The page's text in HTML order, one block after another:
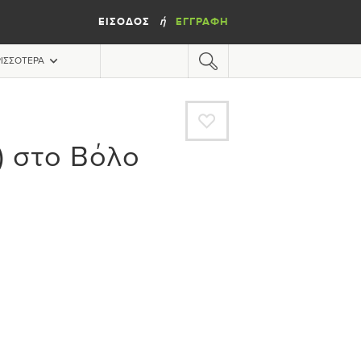
ΕΊΣΟΔΟΣ ή ΕΓΓΡΑΦΉ
στο Βόλο
A